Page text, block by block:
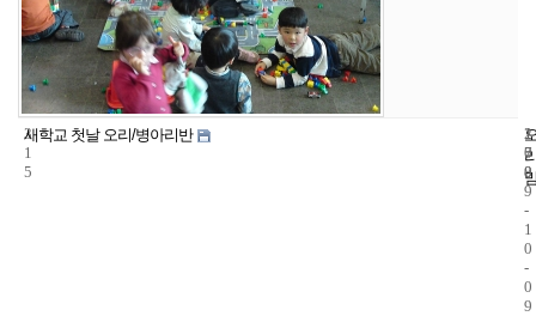
3
1
5
새학교 첫날 오리/병아리반
1
7
8
2
0
0
9
-
1
0
-
0
9